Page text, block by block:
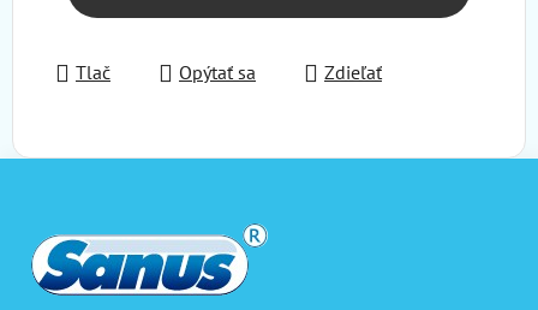
Tlač Opýtať sa Zdieľať